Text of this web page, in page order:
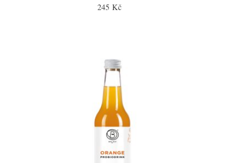
245 Kč